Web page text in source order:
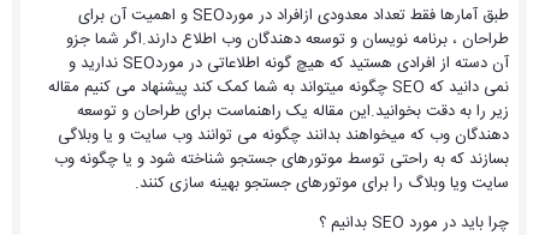
طبق آمارها فقط تعداد معدودی ازافراد در موردSEO و اهمیت آن برای
طراحان ، برنامه نویسان و توسعه دهندگان وب اطلاع دارند.اگر شما جزو
آن دسته از افرادی هستید که هیچ گونه اطلاعاتی در موردSEO ندارید و
نمی دانید که SEO چگونه میتواند به شما کمک کند پیشنهاد می کنیم مقاله
زیر را به دقت بخوانید.این مقاله یک راهنماست برای طراحان و توسعه
دهندگان وب که میخواهند بدانند چگونه می توانند وب سایت و یا وبلاگی
بسازند که به راحتی توسط موتورهای جستجو شناخته شود و یا چگونه وب
سایت ویا وبلاگ را برای موتورهای جستجو بهینه سازی کنند.
چرا باید در مورد SEO بدانیم ؟